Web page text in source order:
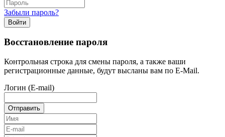
Забыли пароль?
Войти
Восстановление пароля
Контрольная строка для смены пароля, а также ваши
регистрационные данные, будут высланы вам по E-Mail.
Логин (E-mail)